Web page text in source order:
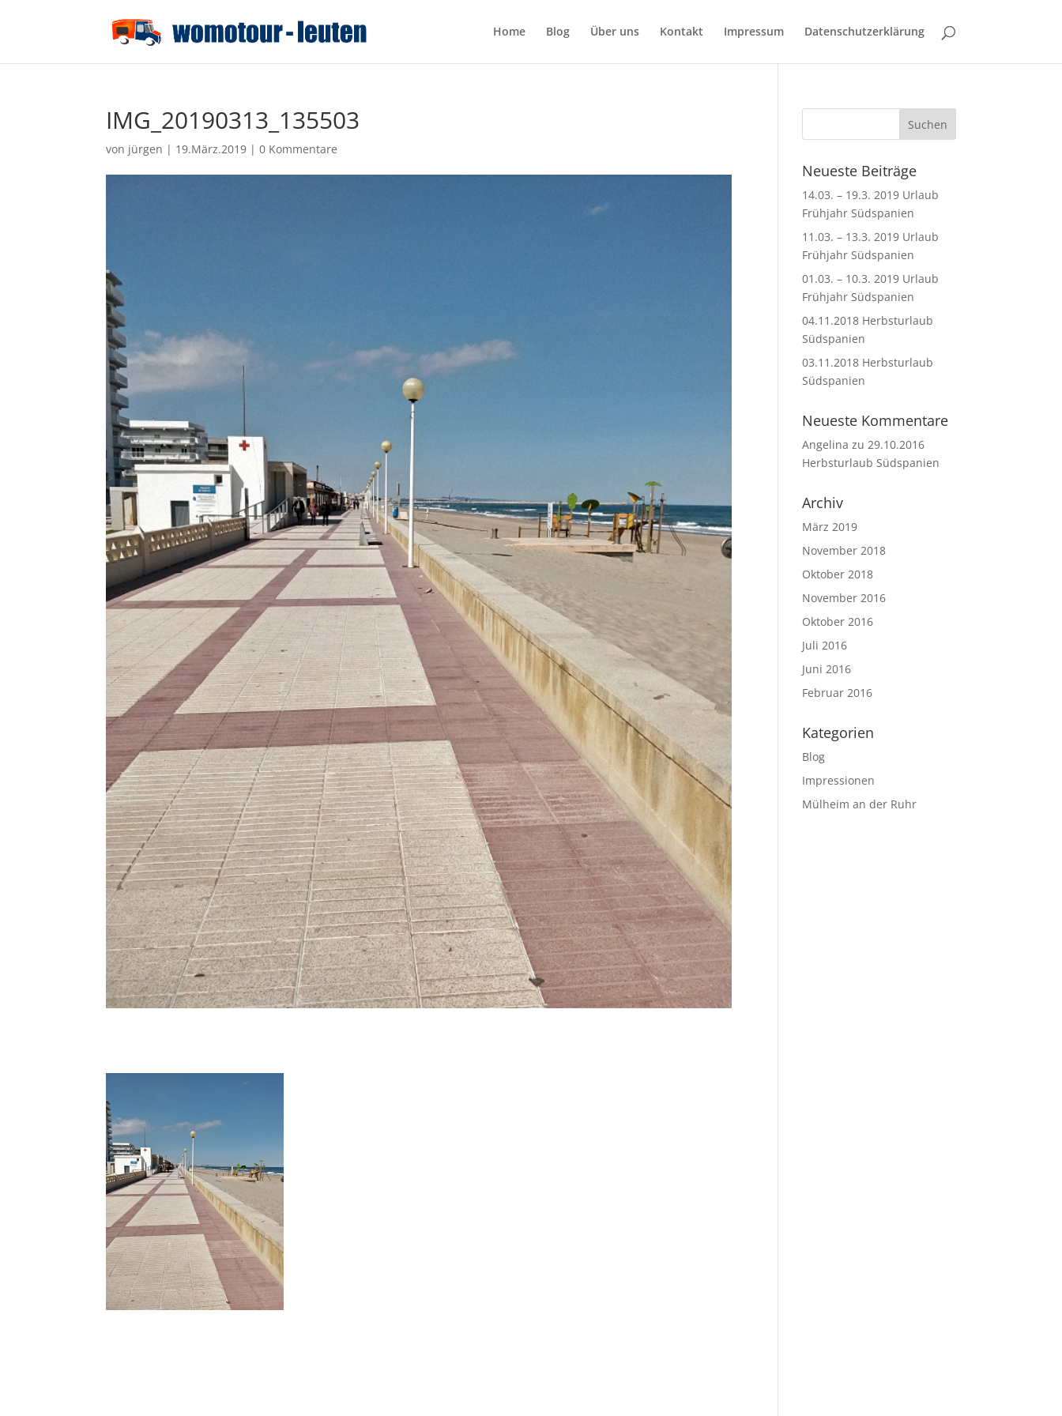
Home Blog Über uns Kontakt Impressum Datenschutzerklärung
IMG_20190313_135503
von jürgen | 19.März.2019 |0 Kommentare
Neueste Beiträge
14.03. – 19.3. 2019 Urlaub
Frühjahr Südspanien
11.03. – 13.3. 2019 Urlaub
Frühjahr Südspanien
01.03. – 10.3. 2019 Urlaub
Frühjahr Südspanien
04.11.2018 Herbsturlaub
Südspanien
03.11.2018 Herbsturlaub
Südspanien
Neueste Kommentare
Angelina zu29.10.2016
Herbsturlaub Südspanien
Archiv
März 2019
November 2018
Oktober 2018
November 2016
Oktober 2016
Juli 2016
Juni 2016
Februar 2016
Kategorien
Blog
Impressionen
Mülheim an der Ruhr